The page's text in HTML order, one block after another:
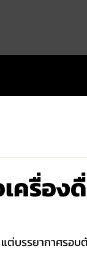
ครื่อง
แต่บรรยากาศรอบ